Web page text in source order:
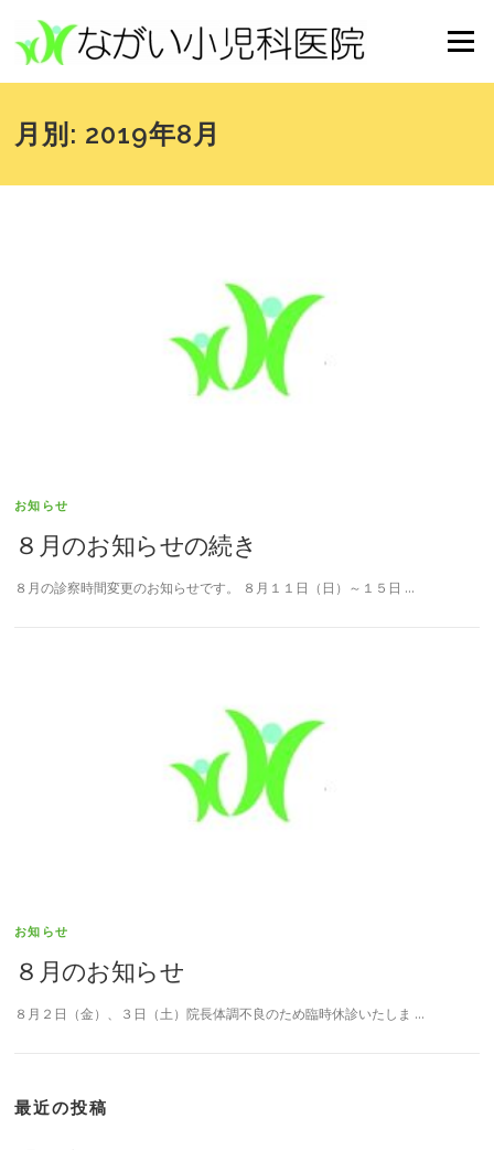
メニュー
月別: 2019年8月
お知らせ
８月のお知らせの続き
８月の診察時間変更のお知らせです。 ８月１１日（日）～１５日 …
お知らせ
８月のお知らせ
８月２日（金）、３日（土）院長体調不良のため臨時休診いたしま …
最近の投稿